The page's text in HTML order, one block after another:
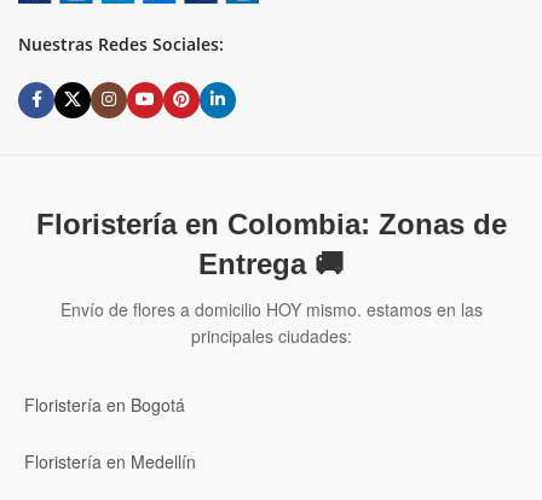
Nuestras Redes Sociales:
Floristería en Colombia: Zonas de
Entrega 🚚
Envío de flores a domicilio HOY mismo. estamos en las
principales ciudades:
Floristería en Bogotá
Floristería en Medellín